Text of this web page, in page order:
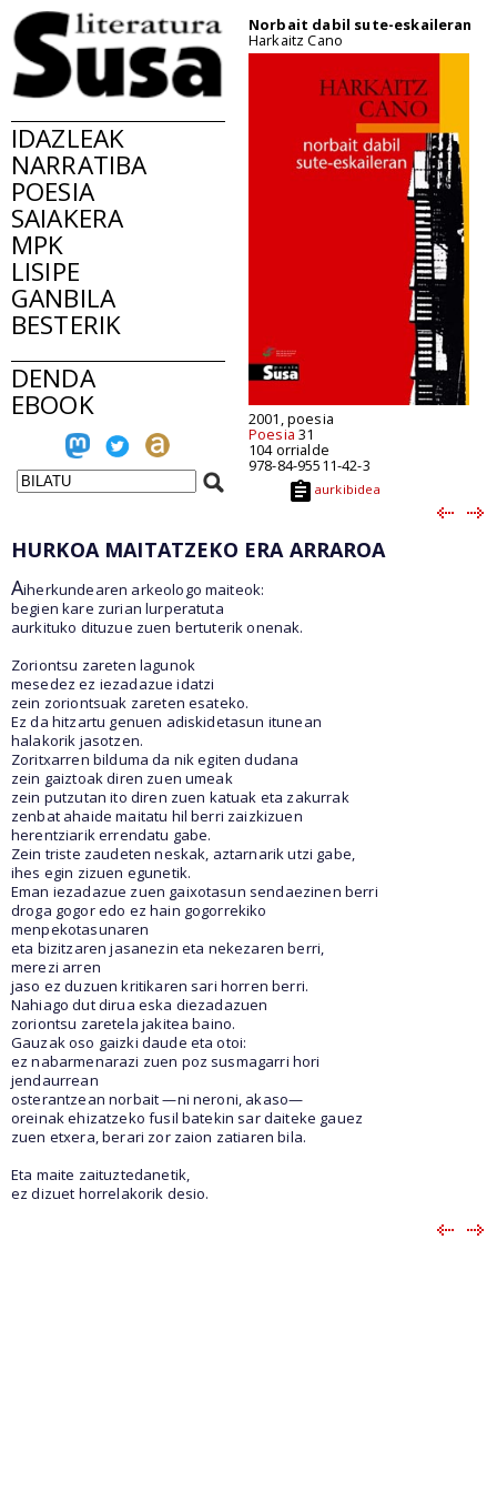
IDAZLEAK
NARRATIBA
POESIA
SAIAKERA
MPK
LISIPE
GANBILA
BESTERIK
DENDA
EBOOK
Norbait dabil sute-eskaileran
Harkaitz Cano
2001, poesia
Poesia 31
104 orrialde
978-84-95511-42-3
aurkibidea
HURKOA MAITATZEKO ERA ARRAROA
Aiherkundearen arkeologo maiteok:
begien kare zurian lurperatuta
aurkituko dituzue zuen bertuterik onenak.
Zoriontsu zareten lagunok
mesedez ez iezadazue idatzi
zein zoriontsuak zareten esateko.
Ez da hitzartu genuen adiskidetasun itunean
halakorik jasotzen.
Zoritxarren bilduma da nik egiten dudana
zein gaiztoak diren zuen umeak
zein putzutan ito diren zuen katuak eta zakurrak
zenbat ahaide maitatu hil berri zaizkizuen
herentziarik errendatu gabe.
Zein triste zaudeten neskak, aztarnarik utzi gabe,
ihes egin zizuen egunetik.
Eman iezadazue zuen gaixotasun sendaezinen berri
droga gogor edo ez hain gogorrekiko
menpekotasunaren
eta bizitzaren jasanezin eta nekezaren berri,
merezi arren
jaso ez duzuen kritikaren sari horren berri.
Nahiago dut dirua eska diezadazuen
zoriontsu zaretela jakitea baino.
Gauzak oso gaizki daude eta otoi:
ez nabarmenarazi zuen poz susmagarri hori
jendaurrean
osterantzean norbait —ni neroni, akaso—
oreinak ehizatzeko fusil batekin sar daiteke gauez
zuen etxera, berari zor zaion zatiaren bila.
Eta maite zaituztedanetik,
ez dizuet horrelakorik desio.